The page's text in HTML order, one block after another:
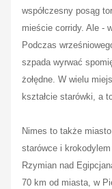
współczesny posąg
mieście corridy. Ale -
Podczas
szpada wyrwać
żołędne. W wielu
kształcie starówki, a
Nimes to także
starówce i
Rzymian nad
70 km od miasta, w